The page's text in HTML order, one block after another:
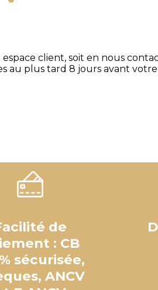
client, soit en nous
au plus tard 8 jours avant votre
de
: CB
sécurisée,
ANCV